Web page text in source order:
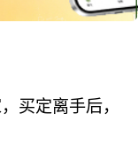
买定离手后，